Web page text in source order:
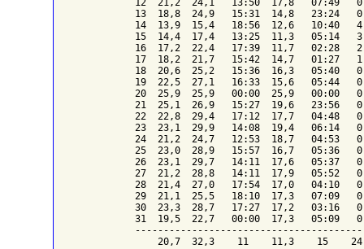
12  21,2  24,1   13:50  17,8   07:49
13  18,8  24,9   15:31  14,8   23:24
14  13,9  15,4   18:56  12,6   10:40
15  14,4  17,4   13:25  11,3   05:14
16  17,2  22,4   17:39  11,7   02:28
17  18,2  21,7   15:42  14,7   01:27
18  20,6  25,2   15:36  16,3   05:40
19  22,5  27,1   16:33  15,6   05:44
20  25,9  25,9   00:00  25,9   00:00
21  25,1  26,9   15:27  19,6   23:56
22  22,8  29,4   17:12  17,7   04:48
23  23,1  29,9   14:08  19,4   06:14
24  21,2  24,7   12:53  18,7   04:53
25  23,0  28,9   15:57  16,7   05:36
26  23,1  29,7   14:11  17,6   05:37
27  21,2  28,8   14:11  17,9   05:52
28  21,4  27,0   17:54  17,0   04:10
29  21,1  25,5   18:10  17,3   07:09
30  23,3  28,7   17:27  17,2   03:16
31  19,5  22,7   00:00  17,3   05:09
20,7  32,3    11    11,3    15